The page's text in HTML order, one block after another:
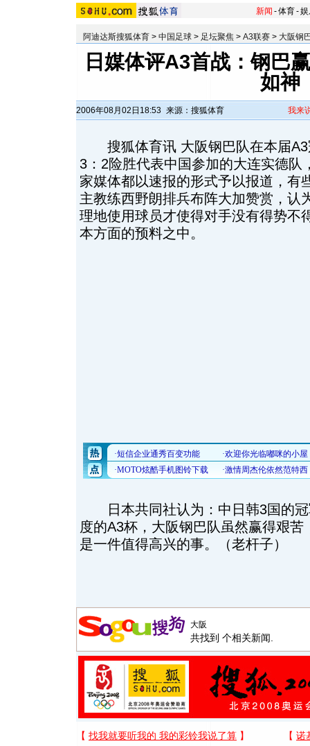
新闻 -体育-
阿迪达斯搜狐体育 > 中国足球 > 足坛聚焦 > A3联赛 > 大阪钢
日媒体评A3首战：钢巴
如神
2006年08月02日18:53 来源：搜狐体育 我来
搜狐体育讯 大阪钢巴队在本届A3
3：2险胜代表中国参加的大连实德队
家媒体都以速报的形式予以报道，有
主教练西野朗排兵布阵大加赞赏，认
理地使用球员才使得对手没有得势不
本方面的预料之中。
日本共同社认为：中日韩3国的冠
度的A3杯，大阪钢巴队虽然赢得艰
是一件值得高兴的事。（老杆子）
共找到 个相关新闻.